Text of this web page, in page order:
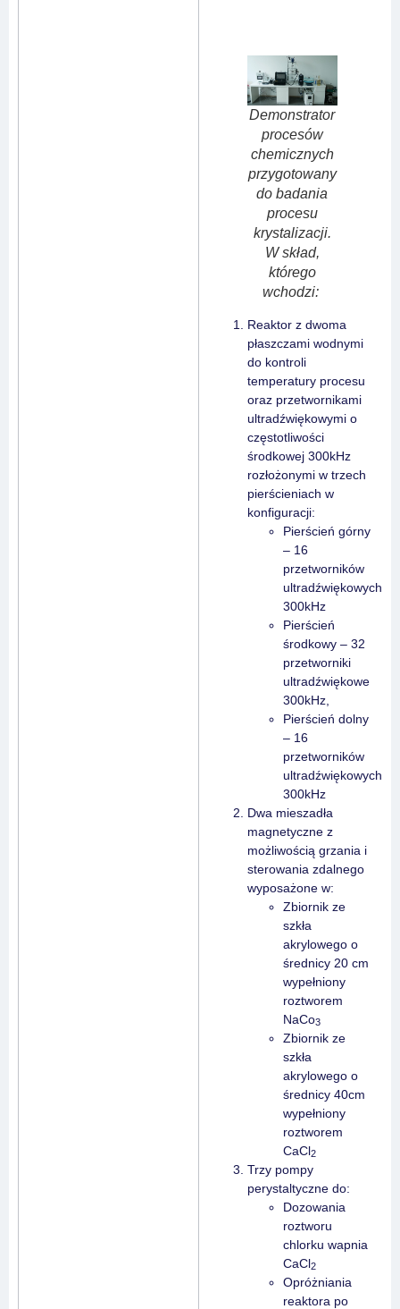
Demonstrator
procesów
chemicznych
przygotowany
do badania
procesu
krystalizacji.
W skład,
którego
wchodzi:
Reaktor z dwoma
płaszczami wodnymi
do kontroli
temperatury procesu
oraz przetwornikami
ultradźwiękowymi o
częstotliwości
środkowej 300kHz
rozłożonymi w trzech
pierścieniach w
konfiguracji:
Pierścień górny
– 16
przetworników
ultradźwiękowych
300kHz
Pierścień
środkowy – 32
przetworniki
ultradźwiękowe
300kHz,
Pierścień dolny
– 16
przetworników
ultradźwiękowych
300kHz
Dwa mieszadła
magnetyczne z
możliwością grzania i
sterowania zdalnego
wyposażone w:
Zbiornik ze
szkła
akrylowego o
średnicy 20 cm
wypełniony
roztworem
NaCo3
Zbiornik ze
szkła
akrylowego o
średnicy 40cm
wypełniony
roztworem
CaCl2
Trzy pompy
perystaltyczne do:
Dozowania
roztworu
chlorku wapnia
CaCl2
Opróżniania
reaktora po